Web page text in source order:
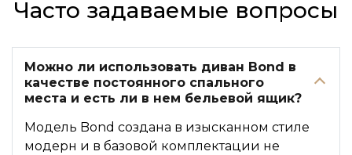
Часто задаваемые вопросы
Можно ли использовать диван Bond в
качестве постоянного спального
места и есть ли в нем бельевой ящик?
Модель Bond создана в изысканном стиле
модерн и в базовой комплектации не